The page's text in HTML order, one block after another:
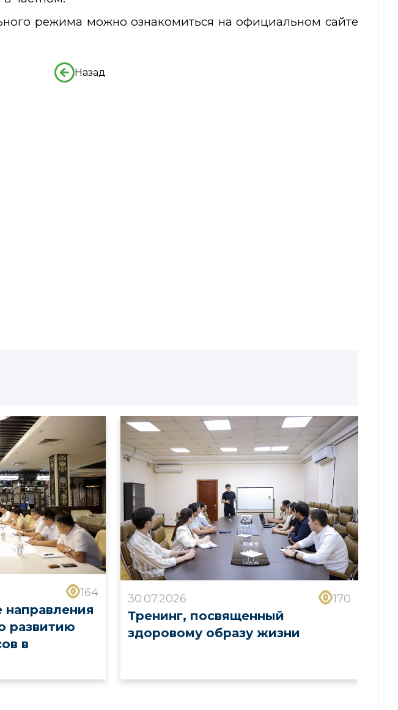
режима можно ознакомиться на официальном сайте
Назад
164
развитию
в
30.07.2026 170
Тренинг, посвященный
здоровому образу жизни